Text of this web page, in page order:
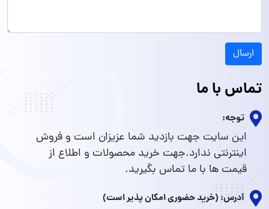
ارسال
تماس با ما
توجه:
این سایت جهت بازدید شما عزیزان است و فروش
اینترنتی ندارد.جهت خرید محصولات و اطلاع از
قیمت ها با ما تماس بگیرید.
آدرس: (خرید حضوری امکان پذیر است)